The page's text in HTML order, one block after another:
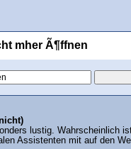
mher Ã¶ffnen
lustig. Wahrscheinlich
Assistenten mit auf den